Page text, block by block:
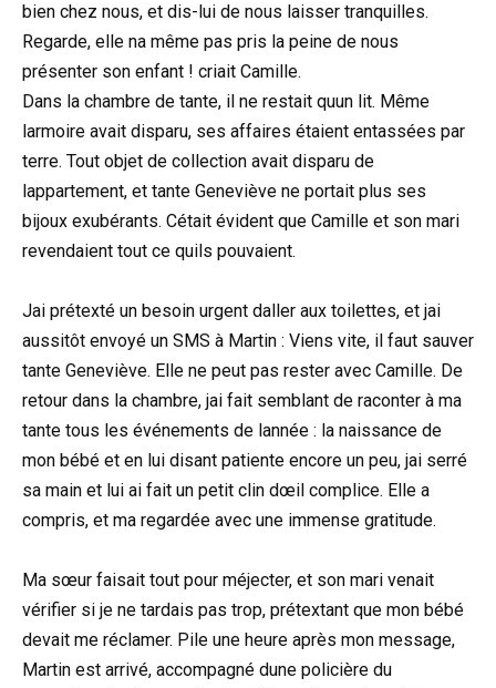
bien chez nous, et dis-lui de nous laisser tranquilles.
Regarde, elle na même pas pris la peine de nous
présenter son enfant ! criait Camille.
Dans la chambre de tante, il ne restait quun lit. Même
larmoire avait disparu, ses affaires étaient entassées par
terre. Tout objet de collection avait disparu de
lappartement, et tante Geneviève ne portait plus ses
bijoux exubérants. Cétait évident que Camille et son mari
revendaient tout ce quils pouvaient.
Jai prétexté un besoin urgent daller aux toilettes, et jai
aussitôt envoyé un SMS à Martin : Viens vite, il faut sauver
tante Geneviève. Elle ne peut pas rester avec Camille. De
retour dans la chambre, jai fait semblant de raconter à ma
tante tous les événements de lannée : la naissance de
mon bébé et en lui disant patiente encore un peu, jai serré
sa main et lui ai fait un petit clin dœil complice. Elle a
compris, et ma regardée avec une immense gratitude.
Ma sœur faisait tout pour méjecter, et son mari venait
vérifier si je ne tardais pas trop, prétextant que mon bébé
devait me réclamer. Pile une heure après mon message,
Martin est arrivé, accompagné dune policière du